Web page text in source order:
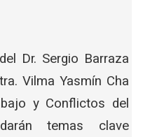
Dr. Sergio Barraza
Vilma Yasmín Cha
y Conflictos del
temas clave